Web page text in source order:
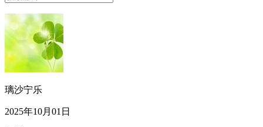
璃沙宁乐
2025年10月01日